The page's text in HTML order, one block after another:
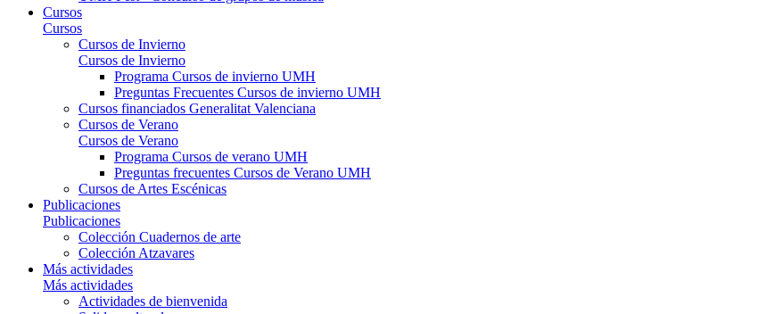
Cursos
Cursos
Cursos de Invierno
Cursos de Invierno
Programa Cursos de invierno UMH
Preguntas Frecuentes Cursos de invierno UMH
Cursos financiados Generalitat Valenciana
Cursos de Verano
Cursos de Verano
Programa Cursos de verano UMH
Preguntas frecuentes Cursos de Verano UMH
Cursos de Artes Escénicas
Publicaciones
Publicaciones
Colección Cuadernos de arte
Colección Atzavares
Más actividades
Más actividades
Actividades de bienvenida